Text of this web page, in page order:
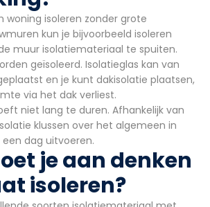
woning isoleren zonder grote
kun je bijvoorbeeld isoleren
muur isolatiemateriaal te spuiten.
geïsoleerd. Isolatieglas kan van
en je kunt dakisolatie plaatsen,
via het dak verliest.
niet lang te duren. Afhankelijk van
klussen over het algemeen in
dag uitvoeren.
je aan denken
isoleren?